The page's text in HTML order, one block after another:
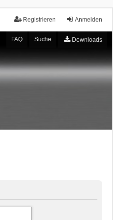
Anmelden
Registrieren
FAQ Suche Downloads